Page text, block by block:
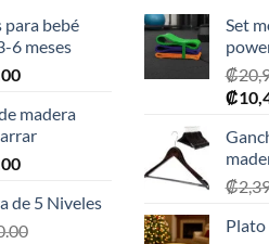
para bebé
6 meses
madera
de 5 Niveles
Set
₡
El
era:
₡
₡
Plato